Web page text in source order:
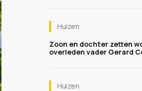
Huizen
Zoon en dochter zetten
overleden vader Gerard
Huizen